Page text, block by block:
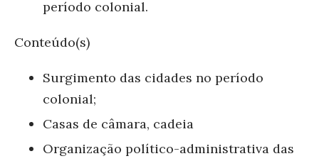
período colonial.
Conteúdo(s)
Surgimento das cidades no período
colonial;
Casas de câmara, cadeia
Organização político-administrativa das